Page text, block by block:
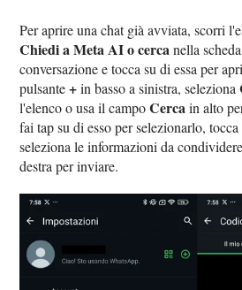
Per aprire una chat già avviata, scorri
Chiedi a Meta AI o cercanella
conversazione e tocca su di essa per
pulsante+in basso a sinistra, seleziona
l'elenco o usa il campoCercain alto
fai tap su di esso per selezionarlo, tocca
seleziona le informazioni da
destra per inviare.